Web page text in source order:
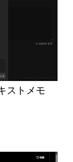
ストメモ